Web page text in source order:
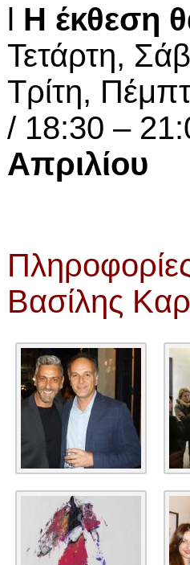
l Η έκθεση
Τετάρτη,
Τρίτη,
/ 18:30 –
Απριλίου
Βασίλης